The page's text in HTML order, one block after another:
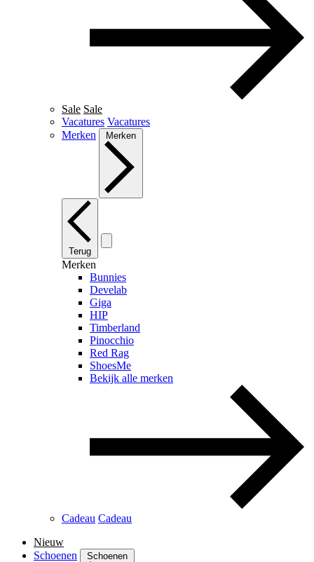
Sale Sale
Vacatures Vacatures
Merken
Merken
Terug
Merken
Bunnies
Develab
Giga
HIP
Timberland
Pinocchio
Red Rag
ShoesMe
Bekijk alle merken
Cadeau Cadeau
Nieuw
Schoenen
Schoenen